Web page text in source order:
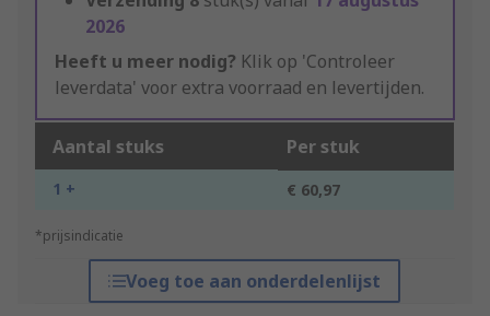
2026
Heeft u meer nodig? Klik op 'Controleer
leverdata' voor extra voorraad en levertijden.
Aantal stuks Per stuk
1 + € 60,97
*prijsindicatie
Voeg toe aan onderdelenlijst